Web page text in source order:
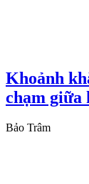
Khoảnh
chạm giữa
Bảo Trâm